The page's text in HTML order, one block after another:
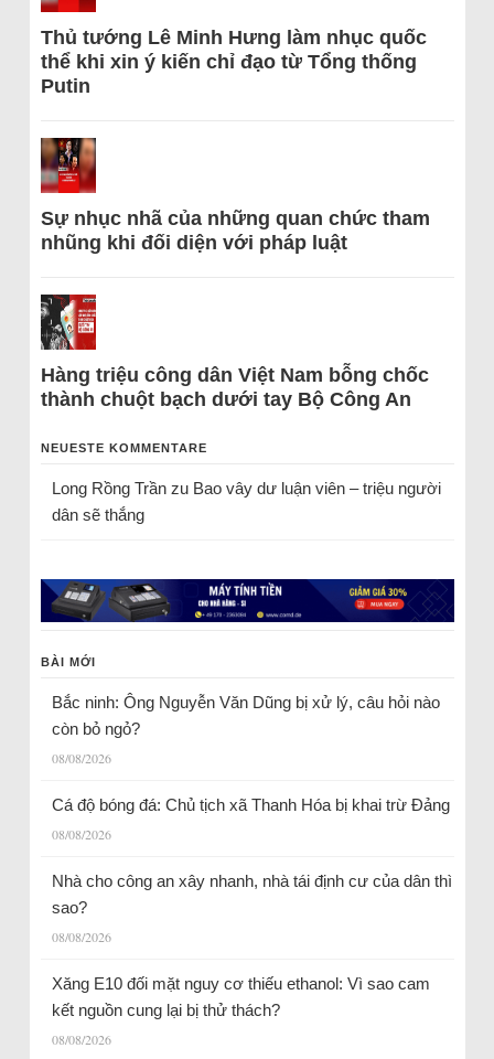
Thủ tướng Lê Minh Hưng làm nhục quốc
thể khi xin ý kiến chỉ đạo từ Tổng thống
Putin
Sự nhục nhã của những quan chức tham
nhũng khi đối diện với pháp luật
Hàng triệu công dân Việt Nam bỗng chốc
thành chuột bạch dưới tay Bộ Công An
NEUESTE KOMMENTARE
Long Rồng Trầnzu Bao vây dư luận viên – triệu người
dân sẽ thắng
BÀI MỚI
Bắc ninh: Ông Nguyễn Văn Dũng bị xử lý, câu hỏi nào
còn bỏ ngỏ?
08/08/2026
Cá độ bóng đá: Chủ tịch xã Thanh Hóa bị khai trừ Đảng
08/08/2026
Nhà cho công an xây nhanh, nhà tái định cư của dân thì
sao?
08/08/2026
Xăng E10 đối mặt nguy cơ thiếu ethanol: Vì sao cam
kết nguồn cung lại bị thử thách?
08/08/2026